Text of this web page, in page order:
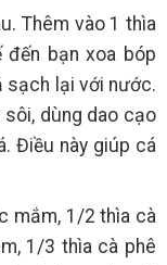
Thêm vào 1 thìa
đến bạn xoa bóp
sạch lại với nước.
dùng dao cạo
Điều này giúp cá
mắm, 1/2 thìa cà
1/3 thìa cà phê